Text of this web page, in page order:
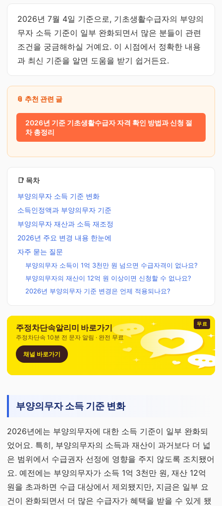
2026년 7월 4일 기준으로, 기초생활수급자의 부양의
무자 소득 기준이 일부 완화되면서 많은 분들이 관련
조건을 궁금해하실 거예요. 이 시점에서 정확한 내용
과 최신 기준을 알면 도움을 받기 쉽거든요.
📎 추천 관련 글
2026년 기준 기초생활수급자 자격 확인 방법과 신청 절
차 총정리
📑 목차
부양의무자 소득 기준 변화
소득인정액과 부양의무자 기준
부양의무자 재산과 소득 재조정
2026년 주요 변경 내용 한눈에
자주 묻는 질문
부양의무자 소득이 1억 3천만 원 넘으면 수급자격이 없나요?
부양의무자의 재산이 12억 원 이상이면 신청할 수 없나요?
2026년 부양의무자 기준 변경은 언제 적용되나요?
무료
주정차단속알리미 바로가기
주정차단속 10분 전 문자 알림 · 완전 무료
채널 바로가기
부양의무자 소득 기준 변화
2026년에는 부양의무자에 대한 소득 기준이 일부 완화되
었어요. 특히, 부양의무자의 소득과 재산이 과거보다 더 넓
은 범위에서 수급권자 선정에 영향을 주지 않도록 조치됐어
요. 예전에는 부양의무자가 소득 1억 3천만 원, 재산 12억
원을 초과하면 수급 대상에서 제외됐지만, 지금은 일부 요
건이 완화되면서 더 많은 수급자가 혜택을 받을 수 있게 됐